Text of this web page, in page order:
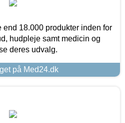
end 18.000 produkter inden for
hudpleje samt medicin og
deres udvalg.
på Med24.dk